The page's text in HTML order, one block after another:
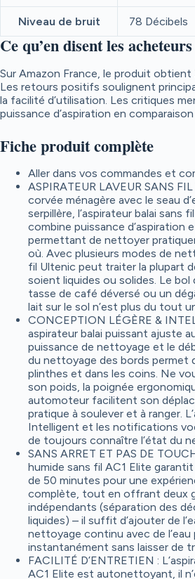
Niveau de bruit 78 Décibels
Ce qu’en disent les acheteurs
Sur Amazon France, le produit obtient
Les retours positifs soulignent
la facilité d’utilisation. Les critiques
puissance d’aspiration en
Fiche produit complète
Aller dans vos commandes et
ASPIRATEUR LAVEUR SANS
corvée ménagère avec le seau
serpillère, l’aspirateur balai sans
combine puissance d’aspiration
permettant de nettoyer
où. Avec plusieurs modes de
fil Ultenic peut traiter la plupart
soient liquides ou solides. Le bol
tasse de café déversé ou un
lait sur le sol n’est plus du tout
CONCEPTION LÉGÈRE &
aspirateur balai puissant ajuste
puissance de nettoyage et le
du nettoyage des bords permet
plinthes et dans les coins. Ne
son poids, la poignée
automoteur facilitent son
pratique à soulever et à ranger.
Intelligent et les notifications
de toujours connaître l’état du
SANS ARRET ET PAS DE
humide sans fil AC1 Elite
de 50 minutes pour une
complète, tout en offrant deux
indépendants (séparation des
liquides) – il suffit d’ajouter de
nettoyage continu avec de l’eau
instantanément sans laisser de
FACILITÉ D’ENTRETIEN :
AC1 Elite est autonettoyant, il